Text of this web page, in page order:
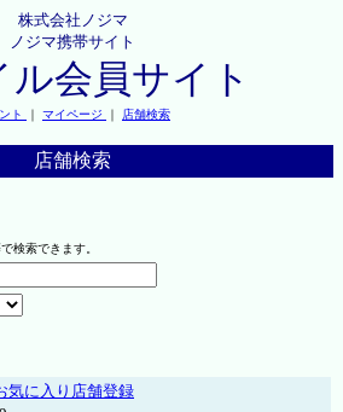
株式会社ノジマ
ノジマ携帯サイト
ル会員サイト
ト ｜ マイページ ｜ 店舗検索
店舗検索
検索できます。
気に入り店舗登録